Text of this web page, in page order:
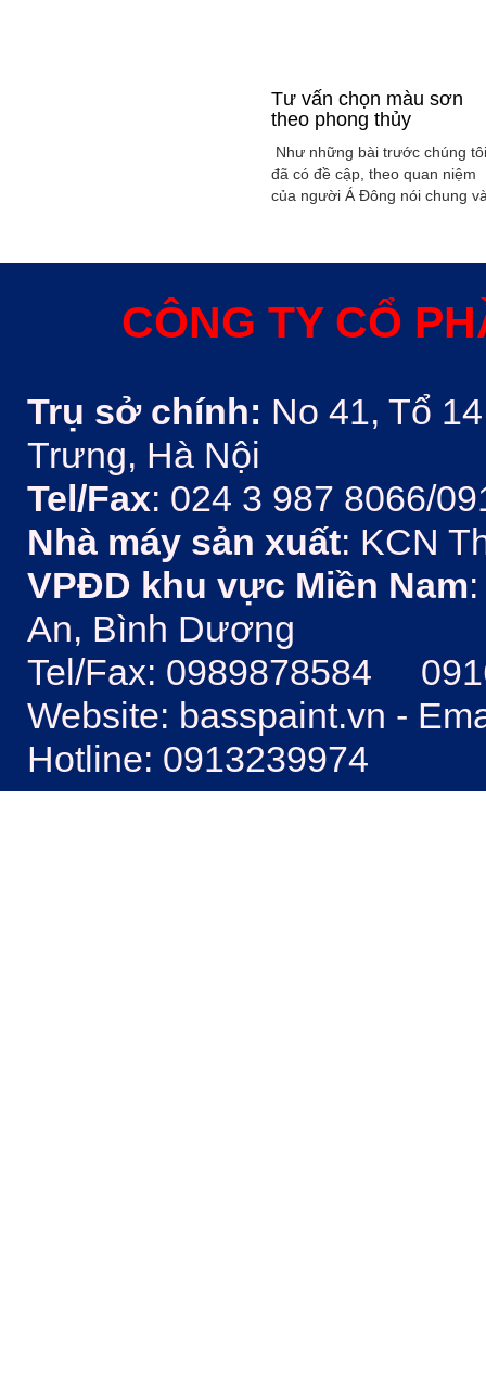
Tư vấn chọn màu sơn
theo phong thủy
Như những bài trước chúng tôi
đã có đề cập, theo quan niệm
của người Á Đông nói chung
xây dụng nhà ở hoặc bất kỳ
thủy trong ngôi nhà thường
được quyết định bởi các nhân
CÔNG TY CỔ
Trụ sở chính: No 41, Tổ
Trưng, Hà Nội
Tel/Fax: 024 3 987 8066/
Nhà máy sản xuất: KCN
VPĐD khu vực Miền Nam
An, Bình Dương
Tel/Fax: 0989878584
Website: basspaint.vn -
Hotline: 0913239974